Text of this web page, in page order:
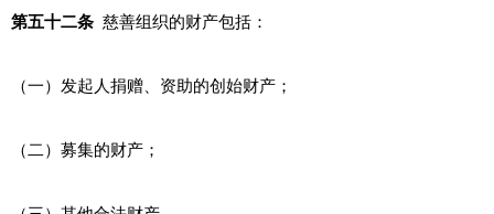
第五十二条 慈善组织的财产包括：
（一）发起人捐赠、资助的创始财产；
（二）募集的财产；